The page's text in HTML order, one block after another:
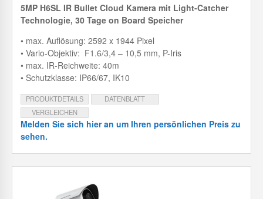
5MP H6SL IR Bullet Cloud Kamera mit Light-Catcher
Technologie, 30 Tage on Board Speicher
• max. Auflösung: 2592 x 1944 Pixel
• Vario-Objektiv: F1.6/3,4 – 10,5 mm, P-Iris
• max. IR-Reichweite: 40m
• Schutzklasse: IP66/67, IK10
PRODUKTDETAILS
DATENBLATT
VERGLEICHEN
Melden Sie sich hier an um Ihren persönlichen Preis zu
sehen.